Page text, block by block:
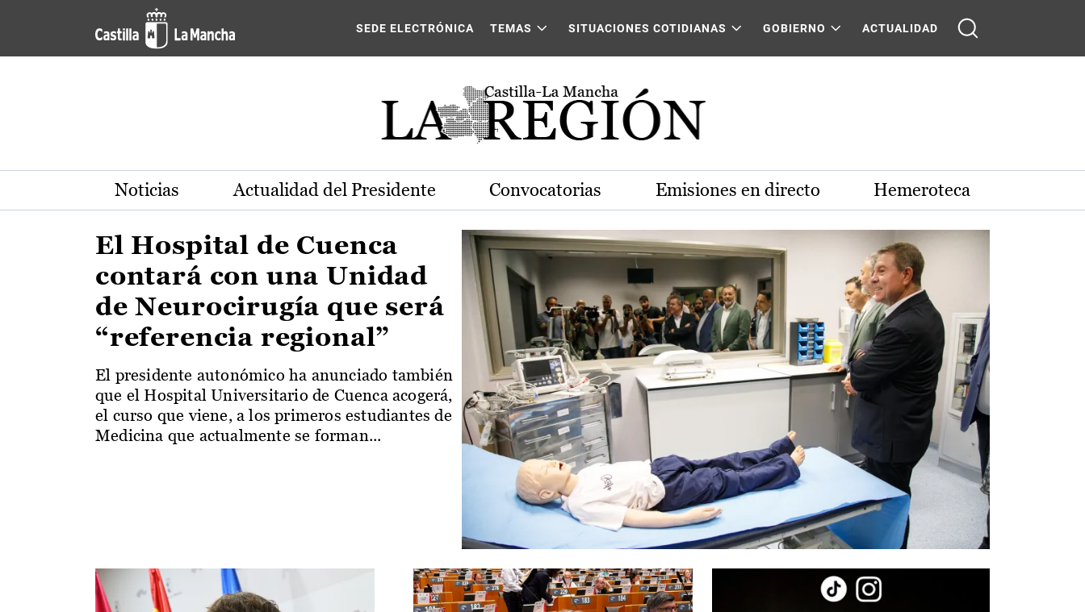
Pasar al contenido principal
Actualidad de la región de Castilla-La Mancha
SEDE ELECTRÓNICA TEMAS SITUACIONES COTIDIANAS GOBIERNO ACTUALIDAD
Noticias Actualidad del Presidente Convocatorias Emisiones en directo Hemeroteca
El Hospital de Cuenca
contará con una Unidad
de Neurocirugía que será
“referencia regional”
El presidente autonómico ha anunciado también
que el Hospital Universitario de Cuenca acogerá,
el curso que viene, a los primeros estudiantes de
Medicina que actualmente se forman...